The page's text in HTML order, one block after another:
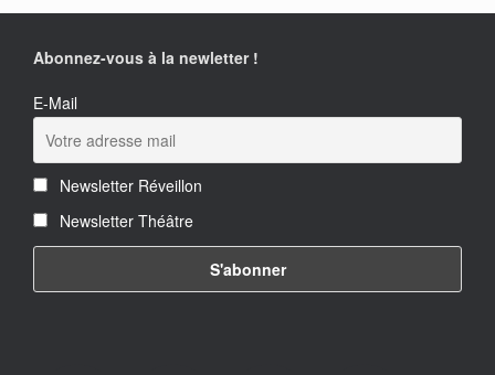
Abonnez-vous à la newletter !
E-Mail
Newsletter Réveillon
Newsletter Théâtre